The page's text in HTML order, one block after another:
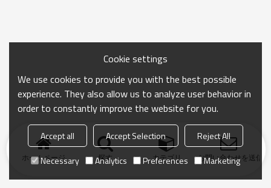
ホームページ 探す カテゴリ お問い合わせを送信
Cookie settings
We use cookies to provide you with the best possible
experience. They also allow us to analyze user behavior in
order to constantly improve the website for you.
Accept all Accept Selection
Reject All
Necessary
Analytics Preferences Marketing